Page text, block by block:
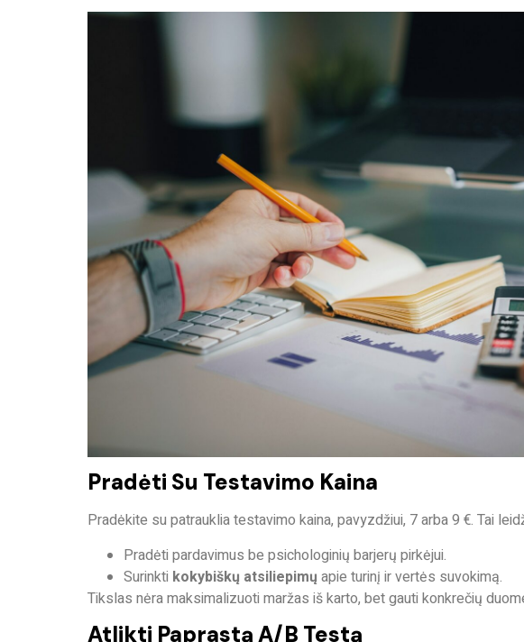
Pradėti Su Testavimo Kaina
Pradėkite su patrauklia testavimo kaina, pavyzdžiui, 7 arba 9 €. Tai
Pradėti pardavimus be psichologinių barjerų pirkėjui.
Surinkti kokybiškų atsiliepimų apie turinį ir vertės suvokimą.
Tikslas nėra maksimalizuoti maržas iš karto, betgauti konkrečių
Atlikti Paprastą A/B Testą